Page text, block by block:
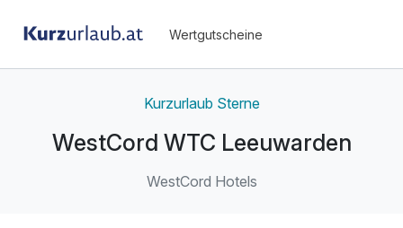
Wertgutscheine
Kurzurlaub Sterne
WestCord WTC Leeuwarden
WestCord Hotels